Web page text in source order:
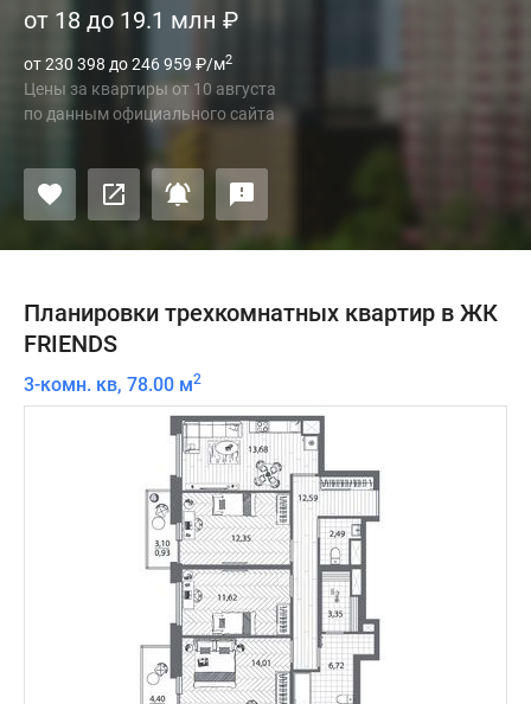
от 18 до 19.1 млн ₽
от 230 398 до 246 959 ₽/м2
Цены за квартиры от 10 августа
по данным официального сайта
Планировки трехкомнатных квартир в ЖК
FRIENDS
3-комн. кв, 78.00 м2